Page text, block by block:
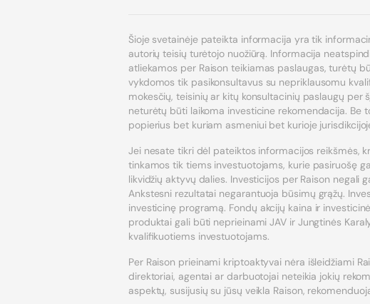
Šioje svetainėje pateikta informacija yra tik
autorių teisių turėtojo nuožiūrą. Informacija
atliekamos per Raison teikiamas paslaugas, turėtų
vykdomos tik pasikonsultavus su nepriklausomu
mokesčių, teisinių ar kitų konsultacinių paslaugų
neturėtų būti laikoma investicine rekomendacija.
popierius bet kuriam asmeniui bet kurioje
Jei nesate tikri dėl pateiktos informacijos reikšmės,
tinkamos tik tiems investuotojams, kurie pasiruošę
likvidžių aktyvų dalies. Investicijos per Raison
Ankstesni rezultatai negarantuoja būsimų grąžų.
investicinę programą. Fondų akcijų kaina ir
produktai gali būti neprieinami JAV ir Jungtinės
kvalifikuotiems investuotojams.
Per Raison prieinami kriptoaktyvai nėra išleidžiami
direktoriai, agentai ar darbuotojai neteikia jokių
aspektų, susijusių su jūsų veikla Raison,